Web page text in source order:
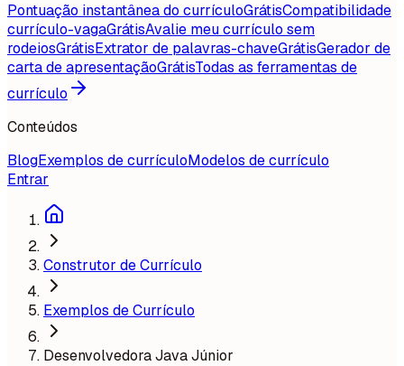
Pontuação instantânea do currículoGrátisCompatibilidade
currículo-vagaGrátisAvalie meu currículo sem
rodeiosGrátisExtrator de palavras-chaveGrátisGerador de
carta de apresentaçãoGrátisTodas as ferramentas de
currículo
Conteúdos
BlogExemplos de currículoModelos de currículo
Entrar
Construtor de Currículo
Exemplos de Currículo
Desenvolvedora Java Júnior